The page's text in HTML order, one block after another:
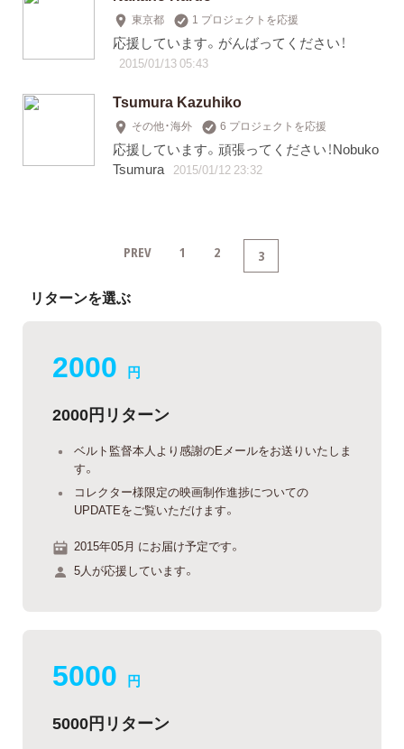
東京都 1 プロジェクトを応援
応援しています。がんばってください！
2015/01/13 05:43
Tsumura Kazuhiko
その他・海外 6 プロジェクトを応援
応援しています。頑張ってください！Nobuko
Tsumura 2015/01/12 23:32
PREV 1 2 3
リターンを選ぶ
2000 円
2000円リターン
ベルト監督本人より感謝のEメールをお送りいたしま
す。
コレクター様限定の映画制作進捗についての
UPDATEをご覧いただけます。
2015年05月 にお届け予定です。
5人が応援しています。
5000 円
5000円リターン